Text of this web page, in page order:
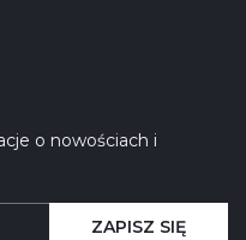
o nowościach i
ZAPISZ SIĘ